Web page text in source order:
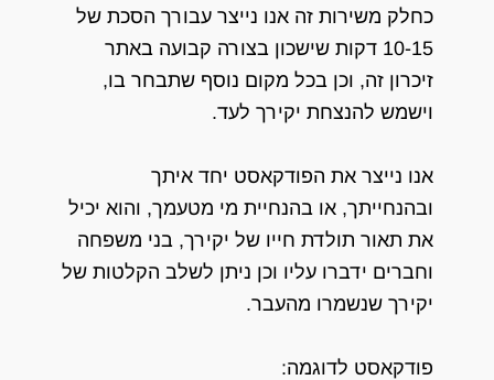
כחלק משירות זה אנו נייצר עבורך הסכת של
10-15 דקות שישכון בצורה קבועה באתר
זיכרון זה, וכן בכל מקום נוסף שתבחר בו,
וישמש להנצחת יקירך לעד.
אנו נייצר את הפודקאסט יחד איתך
ובהנחייתך, או בהנחיית מי מטעמך, והוא יכיל
את תאור תולדת חייו של יקירך, בני משפחה
וחברים ידברו עליו וכן ניתן לשלב הקלטות של
יקירך שנשמרו מהעבר.
פודקאסט לדוגמה: